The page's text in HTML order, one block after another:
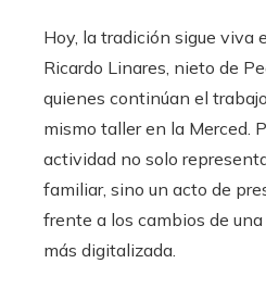
Hoy, la tradición sigue viva
Ricardo Linares, nieto de
quienes continúan el
mismo taller en la Merced.
actividad no solo
familiar, sino un acto de
frente a los cambios de
más digitalizada.